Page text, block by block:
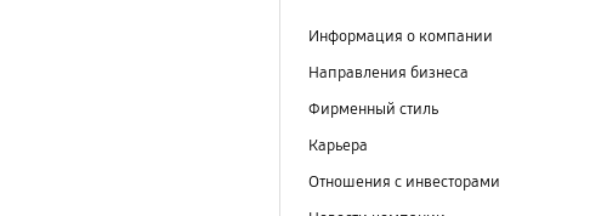
Информация о компании
Направления бизнеса
Фирменный стиль
Карьера
Отношения с инвесторами